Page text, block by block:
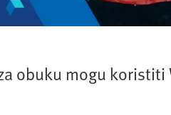
obuku mogu